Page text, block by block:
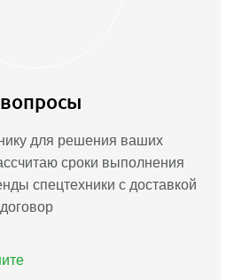
для решения ваших
сроки выполнения
спецтехники с доставкой